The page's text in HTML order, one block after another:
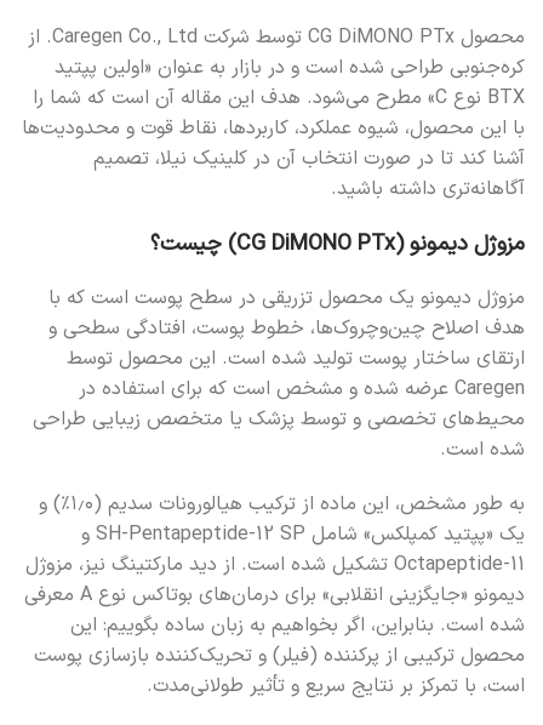
محصول CG DiMONO PTx توسط شرکت Caregen Co., Ltd. از
کره‌جنوبی طراحی شده است و در بازار به عنوان «اولین پپتید
BTX نوع C» مطرح می‌شود. هدف این مقاله آن است که شما را
با این محصول، شیوه عملکرد، کاربردها، نقاط قوت و محدودیت‌ها
آشنا کند تا در صورت انتخاب آن در کلینیک نیلا، تصمیم
آگاهانه‌تری داشته باشید.
مزوژل دیمونو (CG DiMONO PTx) چیست؟
مزوژل دیمونو یک محصول تزریقی در سطح پوست است که با
هدف اصلاح چین‌وچروک‌ها، خطوط پوست، افتادگی سطحی و
ارتقای ساختار پوست تولید شده است. این محصول توسط
Caregen عرضه شده و مشخص است که برای استفاده در
محیط‌های تخصصی و توسط پزشک یا متخصص زیبایی طراحی
شده است.
به طور مشخص، این ماده از ترکیب هیالورونات سدیم (۱٫۰٪) و
یک «پپتید کمپلکس» شامل SH-Pentapeptide-12 SP و
Octapeptide-11 تشکیل شده است. از دید مارکتینگ نیز، مزوژل
دیمونو «جایگزینی انقلابی» برای درمان‌های بوتاکس نوع A معرفی
شده است. بنابراین، اگر بخواهیم به زبان ساده بگوییم: این
محصول ترکیبی از پرکننده (فیلر) و تحریک‌کننده بازسازی پوست
است، با تمرکز بر نتایج سریع و تأثیر طولانی‌مدت.